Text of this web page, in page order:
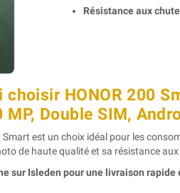
Résistance aux
choisir HONOR 200
MP, Double SIM,
Smart est un choix idéal pour les
de haute qualité et sa résistance
sur Isleden pour une livraison